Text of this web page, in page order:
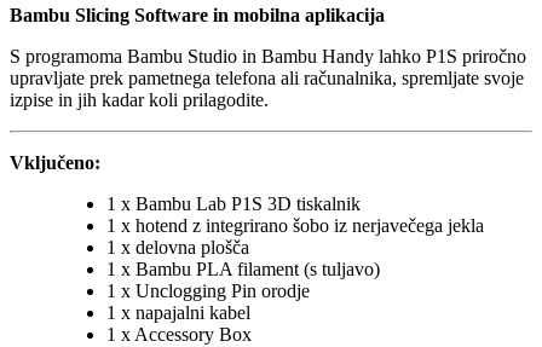
Bambu Slicing Software in mobilna aplikacija
S programoma Bambu Studio in Bambu Handy lahko P1S priročno
upravljate prek pametnega telefona ali računalnika, spremljate svoje
izpise in jih kadar koli prilagodite.
Vključeno:
1 x Bambu Lab P1S 3D tiskalnik
1 x hotend z integrirano šobo iz nerjavečega jekla
1 x delovna plošča
1 x Bambu PLA filament (s tuljavo)
1 x Unclogging Pin orodje
1 x napajalni kabel
1 x Accessory Box